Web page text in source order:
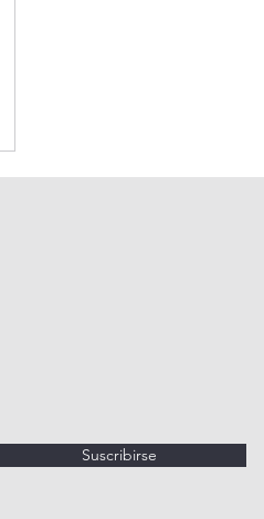
Suscribirse